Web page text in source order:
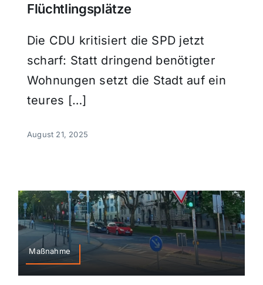
Flüchtlingsplätze
Die CDU kritisiert die SPD jetzt
scharf: Statt dringend benötigter
Wohnungen setzt die Stadt auf ein
teures […]
August 21, 2025
Maßnahme